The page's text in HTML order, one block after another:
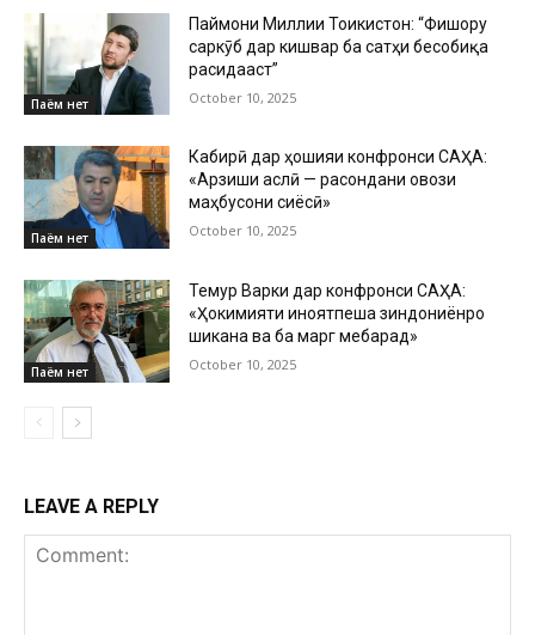
Паём нет
Паймони Миллии Тоҷикистон: “Фишору
саркӯб дар кишвар ба сатҳи бесобиқа
расидааст”
October 10, 2025
Паём нет
Кабирӣ дар ҳошияи конфронси САҲА:
«Арзиши аслӣ — расондани овози
маҳбусони сиёсӣ»
October 10, 2025
Паём нет
Темур Варки дар конфронси САҲА:
«Ҳокимияти ҷиноятпеша зиндониёнро
шиканҷа ва ба марг мебарад»
October 10, 2025
LEAVE A REPLY